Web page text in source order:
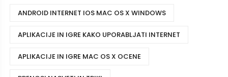
ANDROID INTERNET IOS MAC OS X WINDOWS
APLIKACIJE IN IGRE KAKO UPORABLJATI INTERNET
APLIKACIJE IN IGRE MAC OS X OCENE